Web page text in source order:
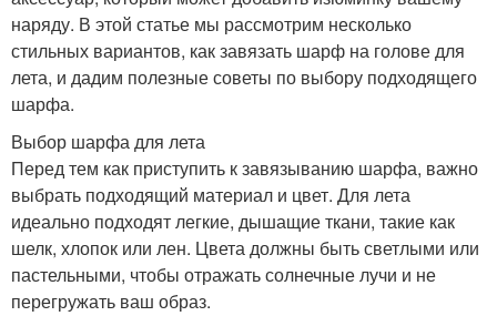
наряду. В этой статье мы рассмотрим несколько
стильных вариантов, как завязать шарф на голове для
лета, и дадим полезные советы по выбору подходящего
шарфа.
Выбор шарфа для лета
Перед тем как приступить к завязыванию шарфа, важно
выбрать подходящий материал и цвет. Для лета
идеально подходят легкие, дышащие ткани, такие как
шелк, хлопок или лен. Цвета должны быть светлыми или
пастельными, чтобы отражать солнечные лучи и не
перегружать ваш образ.